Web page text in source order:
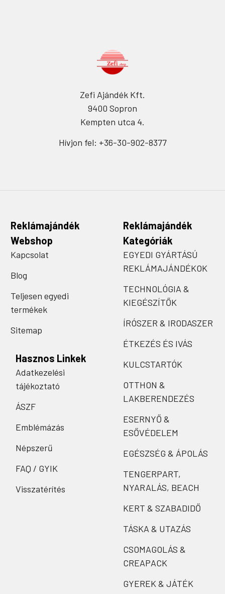
Zefi Ajándék Kft.
9400 Sopron
Kempten utca 4.
Hívjon fel: +36-30-902-8377
Reklámajándék
Webshop
Kapcsolat
Blog
Teljesen egyedi
termékek
Sitemap
Hasznos Linkek
Adatkezelési
tájékoztató
ÁSZF
Emblémázás
Népszerű
FAQ / GYIK
Visszatérítés
Reklámajándék
Kategóriák
EGYEDI GYÁRTÁSÚ
REKLÁMAJÁNDÉKOK
TECHNOLÓGIA &
KIEGÉSZÍTŐK
ÍRÓSZER & IRODASZER
ÉTKEZÉS ÉS IVÁS
KULCSTARTÓK
OTTHON &
LAKBERENDEZÉS
ESERNYŐ &
ESŐVÉDELEM
EGÉSZSÉG & ÁPOLÁS
TENGERPART,
NYARALÁS, BEACH
KERT & SZABADIDŐ
TÁSKA & UTAZÁS
CSOMAGOLÁS &
CREAPACK
GYEREK & JÁTÉK